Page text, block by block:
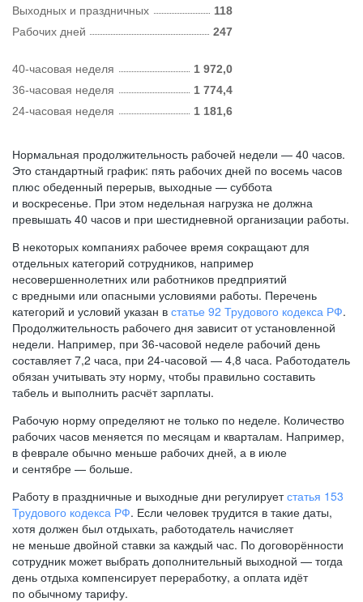
Рабочих дней 247
Выходных и праздничных 118
40-часовая неделя
1 972,0
36-часовая неделя
1 774,4
24-часовая неделя
1 181,6
Нормальная продолжительность рабочей недели — 40 часов.
Это стандартный график: пять рабочих дней по восемь часов
плюс обеденный перерыв, выходные — суббота
и воскресенье. При этом недельная нагрузка не должна
превышать 40 часов и при шестидневной организации работы.
В некоторых компаниях рабочее время сокращают для
отдельных категорий сотрудников, например
несовершеннолетних или работников предприятий
с вредными или опасными условиями работы. Перечень
категорий и условий указан в статье 92 Трудового кодекса РФ.
Продолжительность рабочего дня зависит от установленной
недели. Например, при 36-часовой неделе рабочий день
составляет 7,2 часа, при 24-часовой — 4,8 часа. Работодатель
обязан учитывать эту норму, чтобы правильно составить
табель и выполнить расчёт зарплаты.
Рабочую норму определяют не только по неделе. Количество
рабочих часов меняется по месяцам и кварталам. Например,
в феврале обычно меньше рабочих дней, а в июле
и сентябре — больше.
Работу в праздничные и выходные дни регулируетстатья 153
Трудового кодекса РФ. Если человек трудится в такие даты,
хотя должен был отдыхать, работодатель начисляет
не меньше двойной ставки за каждый час. По договорённости
сотрудник может выбрать дополнительный выходной — тогда
день отдыха компенсирует переработку, а оплата идёт
по обычному тарифу.